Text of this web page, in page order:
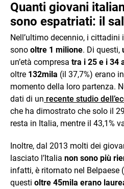
Quanti giovani
sono espatriati: il
Nell’ultimo decennio, i
sono oltre 1 milione. Di questi,
un’età compresa tra i 25 e i 34
oltre 132mila (il 37,7%) erano
momento della loro partenza.
dati di un recente studio
che ha dimostrato che solo il
resta in Italia, mentre il 43,1%
Inoltre, dal 2013 molti dei
lasciato l’Italia non sono più
infatti, è ritornato nel Belpaese
questi oltre 45mila erano